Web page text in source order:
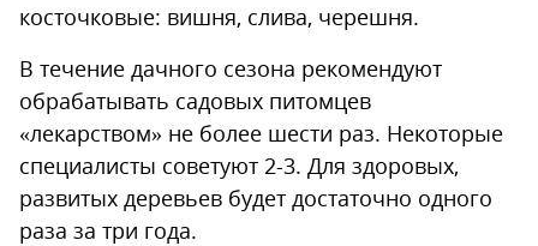
косточковые: вишня, слива, черешня.
В течение дачного сезона рекомендуют
обрабатывать садовых питомцев
«лекарством» не более шести раз. Некоторые
специалисты советуют 2-3. Для здоровых,
развитых деревьев будет достаточно одного
раза за три года.